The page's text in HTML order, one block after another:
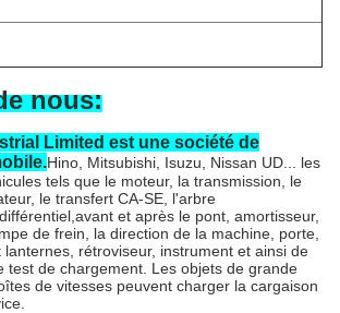
nous:
Limited est une société de
Hino, Mitsubishi, Isuzu, Nissan UD... les
tels que le moteur, la transmission, le
le transfert CA-SE, l'arbre
et après le pont, amortisseur,
de frein, la direction de la machine, porte,
lanternes, rétroviseur, instrument et ainsi de
test de chargement. Les objets de grande
de vitesses peuvent charger la cargaison